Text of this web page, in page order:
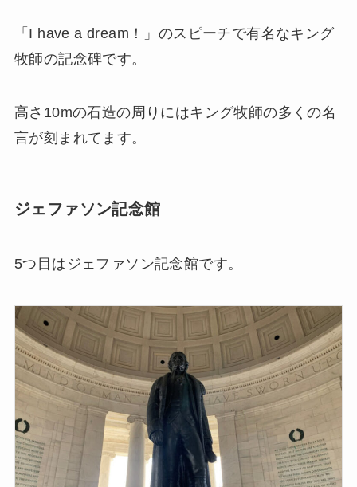
「I have a dream！」のスピーチで有名なキング
牧師の記念碑です。
高さ10mの石造の周りにはキング牧師の多くの名
言が刻まれてます。
ジェファソン記念館
5つ目はジェファソン記念館です。